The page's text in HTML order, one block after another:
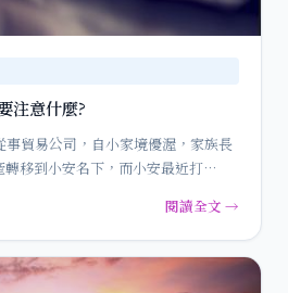
注意什麼?
易公司，自小家境優渥，家族長
轉移到小安名下，而小安最近打…
閱讀全文 →